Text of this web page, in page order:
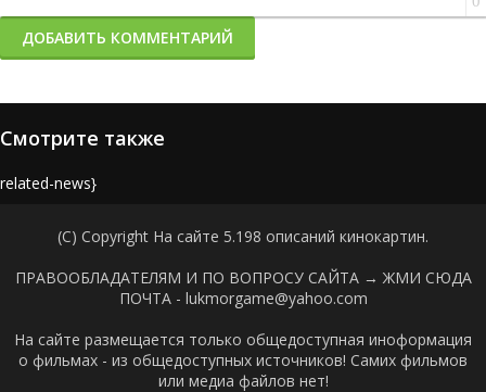
ДОБАВИТЬ КОММЕНТАРИЙ
Смотрите также
news}
(C) Copyright На сайте 5.198 описаний кинокартин.
ПРАВООБЛАДАТЕЛЯМ И ПО ВОПРОСУ САЙТА → ЖМИ СЮДА
ПОЧТА - lukmorgame@yahoo.com
На сайте размещается только общедоступная иноформация
о фильмах - из общедоступных источников! Самих фильмов
или медиа файлов нет!